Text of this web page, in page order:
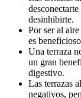
desinhibirte.
Por ser al
es
Una terraza
un gran
digestivo.
Las terrazas
negativos,